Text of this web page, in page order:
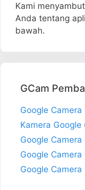
Kami
Anda tentang
bawah.
GCam
Google
Kamera
Google
Google Camera
Google